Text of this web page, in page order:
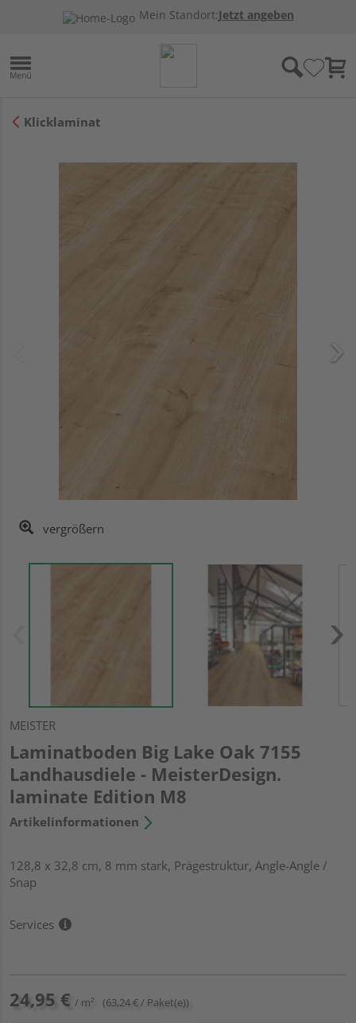
Mein Standort:Jetzt angeben
Klicklaminat
vergrößern
MEISTER
Laminatboden Big Lake Oak 7155
Landhausdiele - MeisterDesign.
laminate Edition M8
Artikelinformationen
128,8 x 32,8 cm, 8 mm stark, Prägestruktur, Angle-Angle /
Snap
Services
24,95 € / m² (63,24 € / Paket(e))